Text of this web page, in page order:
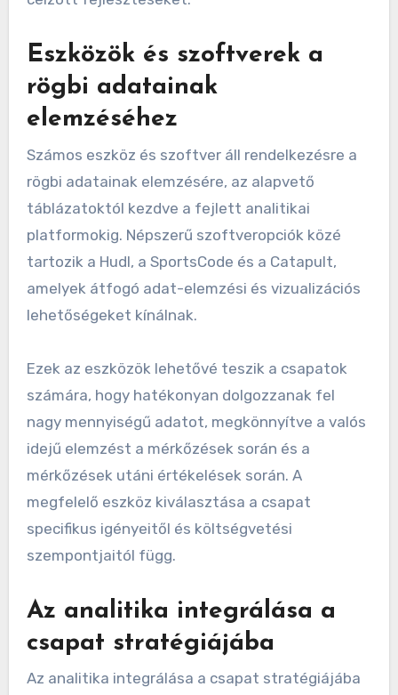
Eszközök és szoftverek a
rögbi adatainak
elemzéséhez
Számos eszköz és szoftver áll rendelkezésre a
rögbi adatainak elemzésére, az alapvető
táblázatoktól kezdve a fejlett analitikai
platformokig. Népszerű szoftveropciók közé
tartozik a Hudl, a SportsCode és a Catapult,
amelyek átfogó adat-elemzési és vizualizációs
lehetőségeket kínálnak.
Ezek az eszközök lehetővé teszik a csapatok
számára, hogy hatékonyan dolgozzanak fel
nagy mennyiségű adatot, megkönnyítve a valós
idejű elemzést a mérkőzések során és a
mérkőzések utáni értékelések során. A
megfelelő eszköz kiválasztása a csapat
specifikus igényeitől és költségvetési
szempontjaitól függ.
Az analitika integrálása a
csapat stratégiájába
Az analitika integrálása a csapat stratégiájába